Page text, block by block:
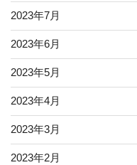
2023年7月
2023年6月
2023年5月
2023年4月
2023年3月
2023年2月